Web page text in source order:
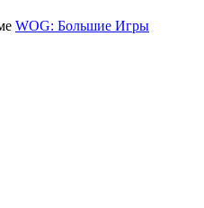
WOG: Большие Игры